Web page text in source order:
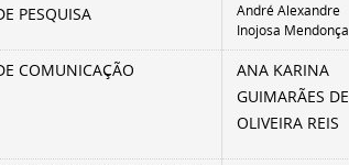
PESQUISA
André Alexandre
Inojosa Mendonça
COMUNICAÇÃO
ANA KARINA
GUIMARÃES DE
OLIVEIRA REIS